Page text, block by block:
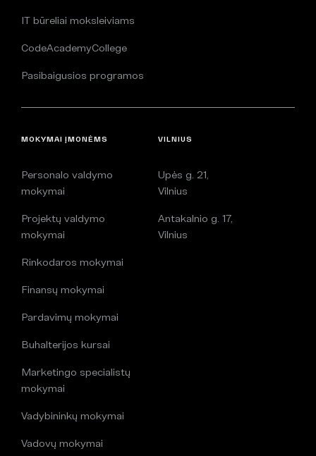
IT būreliai moksleiviams
CodeAcademyCollege
Pasibaigusios programos
MOKYMAI ĮMONĖMS
Personalo valdymo
mokymai
Projektų valdymo
mokymai
Rinkodaros mokymai
Finansų mokymai
Pardavimų mokymai
Buhalterijos kursai
Marketingo specialistų
mokymai
Vadybininkų mokymai
Vadovų mokymai
VILNIUS
Upės g. 21,
Vilnius
Antakalnio g. 17,
Vilnius